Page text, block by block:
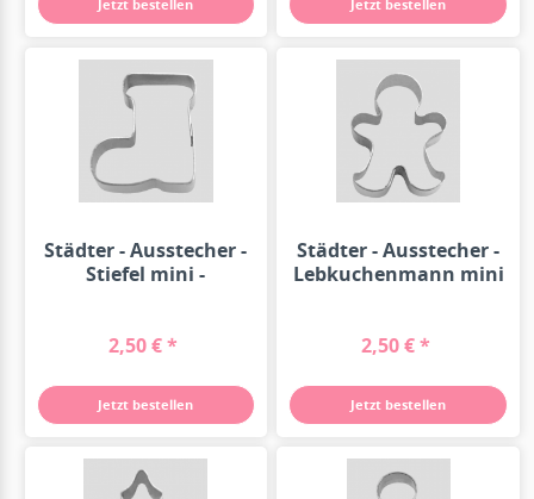
Jetzt bestellen Jetzt bestellen
Städter - Ausstecher -
Stiefel mini -
2,50 € *
Jetzt bestellen
Städter - Ausstecher -
Lebkuchenmann mini
2,50 € *
Jetzt bestellen